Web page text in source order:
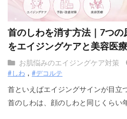
首のしわを消す方法｜7つ
をエイジングケアと美容医
お肌悩みのエイジングケア対策
#しわ #デコルテ
首といえばエイジングサインが目立
首のしわは、顔のしわと同じくらい